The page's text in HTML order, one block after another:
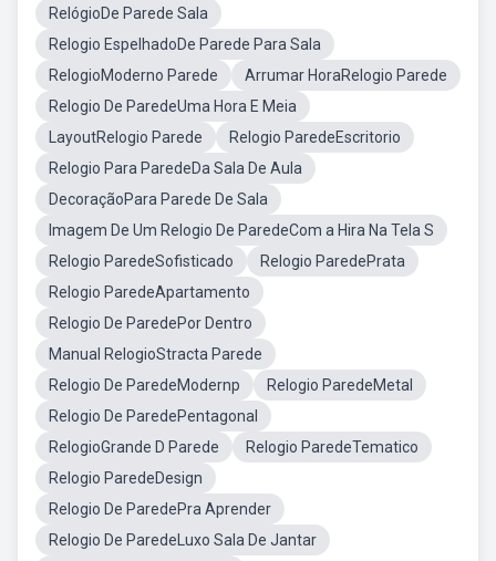
RelógioDe Parede Sala
Relogio EspelhadoDe Parede Para Sala
RelogioModerno Parede
Arrumar HoraRelogio Parede
Relogio De ParedeUma Hora E Meia
LayoutRelogio Parede
Relogio ParedeEscritorio
Relogio Para ParedeDa Sala De Aula
DecoraçãoPara Parede De Sala
Imagem De Um Relogio De ParedeCom a Hira Na Tela S
Relogio ParedeSofisticado
Relogio ParedePrata
Relogio ParedeApartamento
Relogio De ParedePor Dentro
Manual RelogioStracta Parede
Relogio De ParedeModernp
Relogio ParedeMetal
Relogio De ParedePentagonal
RelogioGrande D Parede
Relogio ParedeTematico
Relogio ParedeDesign
Relogio De ParedePra Aprender
Relogio De ParedeLuxo Sala De Jantar